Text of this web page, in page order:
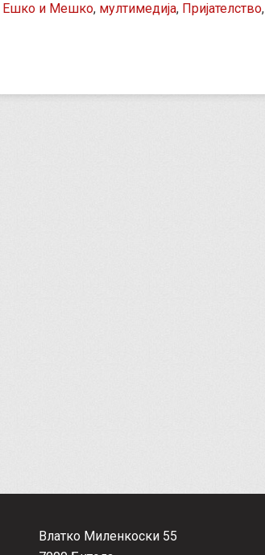
Ешко и Мешко, мултимедија, Пријателство,
Влатко Миленкоски 55